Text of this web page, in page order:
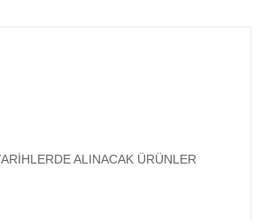
ALINACAK ÜRÜNLER